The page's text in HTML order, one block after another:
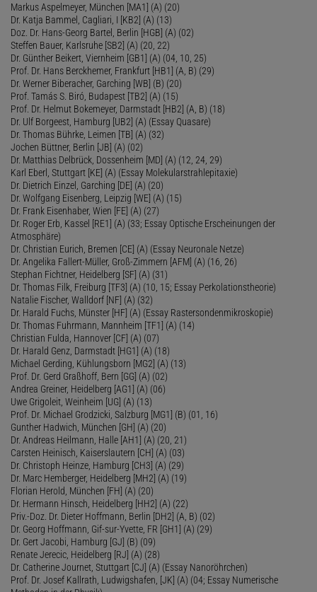
Markus Aspelmeyer, München [MA1] (A) (20)
Dr. Katja Bammel, Cagliari, I [KB2] (A) (13)
Doz. Dr. Hans-Georg Bartel, Berlin [HGB] (A) (02)
Steffen Bauer, Karlsruhe [SB2] (A) (20, 22)
Dr. Günther Beikert, Viernheim [GB1] (A) (04, 10, 25)
Prof. Dr. Hans Berckhemer, Frankfurt [HB1] (A, B) (29)
Dr. Werner Biberacher, Garching [WB] (B) (20)
Prof. Tamás S. Biró, Budapest [TB2] (A) (15)
Prof. Dr. Helmut Bokemeyer, Darmstadt [HB2] (A, B) (18)
Dr. Ulf Borgeest, Hamburg [UB2] (A) (Essay Quasare)
Dr. Thomas Bührke, Leimen [TB] (A) (32)
Jochen Büttner, Berlin [JB] (A) (02)
Dr. Matthias Delbrück, Dossenheim [MD] (A) (12, 24, 29)
Karl Eberl, Stuttgart [KE] (A) (Essay Molekularstrahlepitaxie)
Dr. Dietrich Einzel, Garching [DE] (A) (20)
Dr. Wolfgang Eisenberg, Leipzig [WE] (A) (15)
Dr. Frank Eisenhaber, Wien [FE] (A) (27)
Dr. Roger Erb, Kassel [RE1] (A) (33; Essay Optische Erscheinungen der
Atmosphäre)
Dr. Christian Eurich, Bremen [CE] (A) (Essay Neuronale Netze)
Dr. Angelika Fallert-Müller, Groß-Zimmern [AFM] (A) (16, 26)
Stephan Fichtner, Heidelberg [SF] (A) (31)
Dr. Thomas Filk, Freiburg [TF3] (A) (10, 15; Essay Perkolationstheorie)
Natalie Fischer, Walldorf [NF] (A) (32)
Dr. Harald Fuchs, Münster [HF] (A) (Essay Rastersondenmikroskopie)
Dr. Thomas Fuhrmann, Mannheim [TF1] (A) (14)
Christian Fulda, Hannover [CF] (A) (07)
Dr. Harald Genz, Darmstadt [HG1] (A) (18)
Michael Gerding, Kühlungsborn [MG2] (A) (13)
Prof. Dr. Gerd Graßhoff, Bern [GG] (A) (02)
Andrea Greiner, Heidelberg [AG1] (A) (06)
Uwe Grigoleit, Weinheim [UG] (A) (13)
Prof. Dr. Michael Grodzicki, Salzburg [MG1] (B) (01, 16)
Gunther Hadwich, München [GH] (A) (20)
Dr. Andreas Heilmann, Halle [AH1] (A) (20, 21)
Carsten Heinisch, Kaiserslautern [CH] (A) (03)
Dr. Christoph Heinze, Hamburg [CH3] (A) (29)
Dr. Marc Hemberger, Heidelberg [MH2] (A) (19)
Florian Herold, München [FH] (A) (20)
Dr. Hermann Hinsch, Heidelberg [HH2] (A) (22)
Priv.-Doz. Dr. Dieter Hoffmann, Berlin [DH2] (A, B) (02)
Dr. Georg Hoffmann, Gif-sur-Yvette, FR [GH1] (A) (29)
Dr. Gert Jacobi, Hamburg [GJ] (B) (09)
Renate Jerecic, Heidelberg [RJ] (A) (28)
Dr. Catherine Journet, Stuttgart [CJ] (A) (Essay Nanoröhrchen)
Prof. Dr. Josef Kallrath, Ludwigshafen, [JK] (A) (04; Essay Numerische